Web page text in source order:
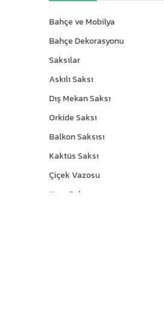
Bahçe ve Mobilya
Bahçe Dekorasyonu
Saksılar
Askılı Saksı
Dış Mekan Saksı
Orkide Saksı
Balkon Saksısı
Kaktüs Saksı
Çiçek Vazosu
Kare Saksı